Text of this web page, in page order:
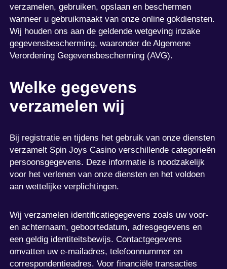
verzamelen, gebruiken, opslaan en beschermen
wanneer u gebruikmaakt van onze online gokdiensten.
Wij houden ons aan de geldende wetgeving inzake
gegevensbescherming, waaronder de Algemene
Verordening Gegevensbescherming (AVG).
Welke gegevens
verzamelen wij
Bij registratie en tijdens het gebruik van onze diensten
verzamelt Spin Joys Casino verschillende categorieën
persoonsgegevens. Deze informatie is noodzakelijk
voor het verlenen van onze diensten en het voldoen
aan wettelijke verplichtingen.
Wij verzamelen identificatiegegevens zoals uw voor-
en achternaam, geboortedatum, adresgegevens en
een geldig identiteitsbewijs. Contactgegevens
omvatten uw e-mailadres, telefoonnummer en
correspondentieadres. Voor financiële transacties